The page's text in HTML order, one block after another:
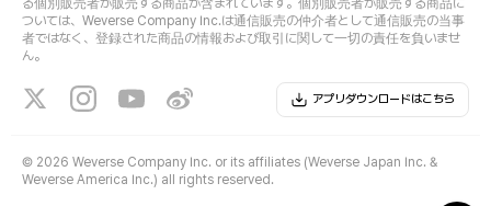
る個別販売者が販売する商品が含まれています。個別販売者が販売する商品に
ついては、Weverse Company Inc.は通信販売の仲介者として通信販売の当事
者ではなく、登録された商品の情報および取引に関して一切の責任を負いませ
ん。
アプリダウンロードはこちら
© 2026 Weverse Company Inc. or its affiliates (Weverse Japan Inc. &
Weverse America Inc.) all rights reserved.